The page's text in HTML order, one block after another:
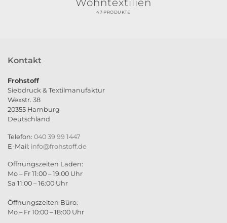
47 PRODUKTE
Kontakt
Frohstoff
Siebdruck & Textilmanufaktur
Wexstr. 38
20355 Hamburg
Deutschland
Telefon: 040 39 99 1447
E-Mail: info@frohstoff.de
Öffnungszeiten Laden:
Mo – Fr 11:00 – 19:00 Uhr
Sa 11:00 – 16:00 Uhr
Öffnungszeiten Büro:
Mo – Fr 10:00 – 18:00 Uhr